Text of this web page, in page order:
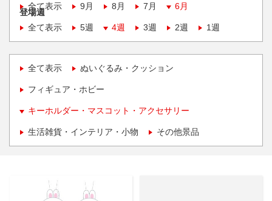
全て表示
9月 8月 7月 6月
登場週
全て表示
5週 4週 3週 2週 1週
全て表示 ぬいぐるみ・クッション
フィギュア・ホビー
キーホルダー・マスコット・アクセサリー
生活雑貨・インテリア・小物 その他景品